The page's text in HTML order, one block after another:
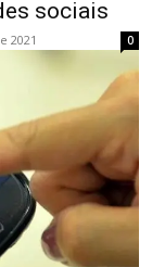
sociais
2021 0